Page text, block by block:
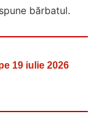
bărbatul.
19 iulie 2026